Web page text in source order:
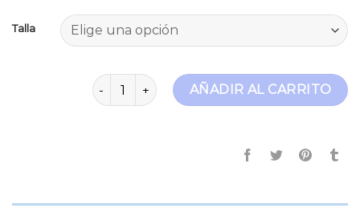
Talla
jeans capri cantidadAÑADIR AL CARRITO